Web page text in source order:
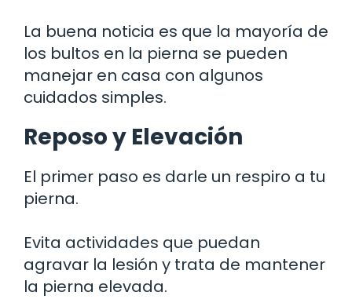
La buena noticia es que la mayoría de
los bultos en la pierna se pueden
manejar en casa con algunos
cuidados simples.
Reposo y Elevación
El primer paso es darle un respiro a tu
pierna.
Evita actividades que puedan
agravar la lesión y trata de mantener
la pierna elevada.